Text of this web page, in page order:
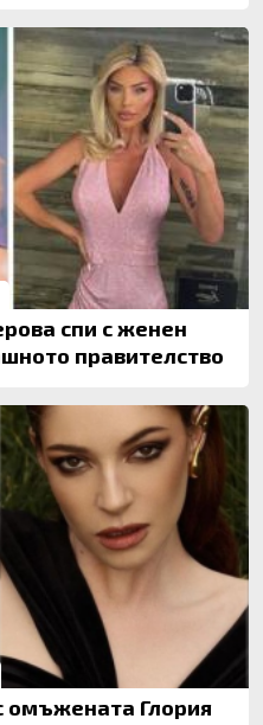
спи с женен
правителство